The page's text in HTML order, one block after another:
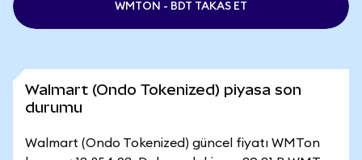
WMTON - BDT TAKAS ET
Walmart (Ondo Tokenized) piyasa son
durumu
Walmart (Ondo Tokenized) güncel fiyatı WMTon